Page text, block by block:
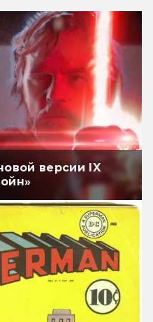
версии IX